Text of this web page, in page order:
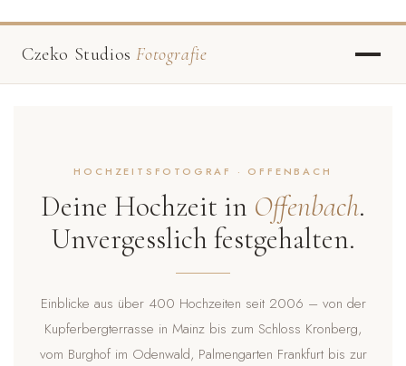
Czeko StudiosFotografie
HOCHZEITSFOTOGRAF · OFFENBACH
Deine Hochzeit in Offenbach.
Unvergesslich festgehalten.
Einblicke aus über 400 Hochzeiten seit 2006 – von der
Kupferbergterrasse in Mainz bis zum Schloss Kronberg,
vom Burghof im Odenwald, Palmengarten Frankfurt bis zur